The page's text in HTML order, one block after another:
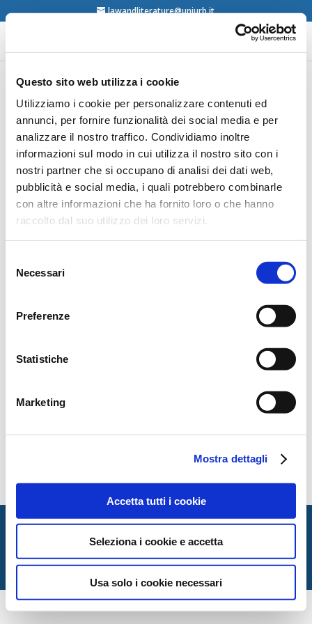
Questo sito web utilizza i cookie
Utilizziamo i cookie per personalizzare contenuti ed
annunci, per fornire funzionalità dei social media e per
analizzare il nostro traffico. Condividiamo inoltre
informazioni sul modo in cui utilizza il nostro sito con i
nostri partner che si occupano di analisi dei dati web,
pubblicità e social media, i quali potrebbero combinarle
con altre informazioni che ha fornito loro o che hanno
raccolto dal suo utilizzo dei loro servizi.
delNecessari
Preferenze
Statistiche
Marketing
Mostra dettagli
Accetta tutti i cookie
Seleziona i cookie e accetta
Usa solo i cookie necessari
lawandliterature@uniurb.it
AA.VV., Trabajo y Cine.
Una Introduccion al
Mundo del Trabajo a
travas del Cine, Carlos
Besteiro Gonzalez y
Benjamin Rivaya,
Universidad de Oviedo,
Italian Society for Law and Literature
Dipartimento di Giurisprudenza — Università degli Studi
di Urbino Carlo Bo